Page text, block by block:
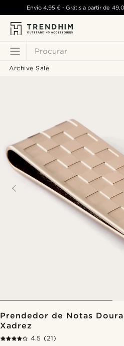
Procurar
Envio 4,95 €- Grátis a partir de
Archive Sale
Prendedor de Notas
Xadrez
4.5 (21)